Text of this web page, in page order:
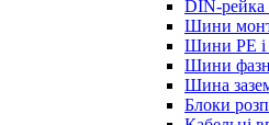
DIN-рейка
Шини
Шини PE і
Шини
Шина
Блоки